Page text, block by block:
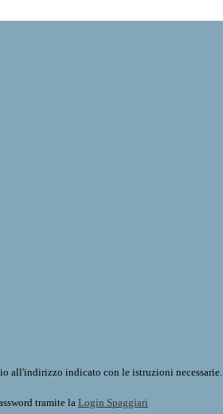
all'indirizzo indicato con le istruzioni necessarie.
tramite la Login Spaggiari